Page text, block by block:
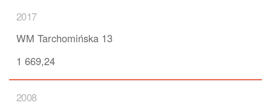
2017
WM Tarchomińska 13
1 669,24
2008